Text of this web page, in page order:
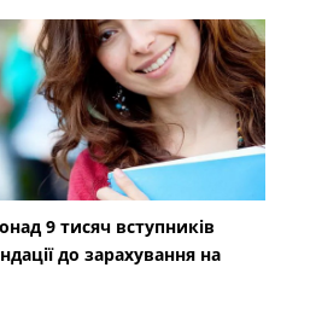
9 тисяч вступників
до зарахування на